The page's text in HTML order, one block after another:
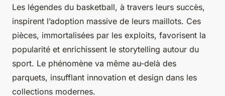
Les légendes du basketball, à travers leurs succès,
inspirent l’adoption massive de leurs maillots. Ces
pièces, immortalisées par les exploits, favorisent la
popularité et enrichissent le storytelling autour du
sport. Le phénomène va même au-delà des
parquets, insufflant innovation et design dans les
collections modernes.